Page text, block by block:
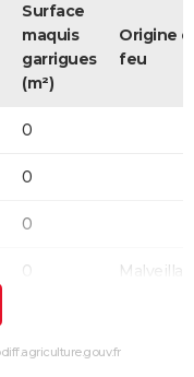
Surface
maquis
garrigues
(m²)
Origine
feu
0
0
0
0
0